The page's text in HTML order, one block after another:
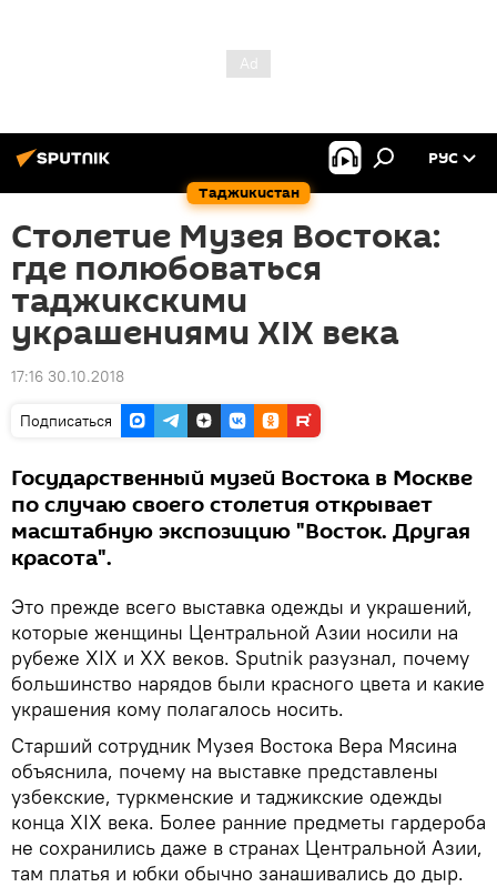
Таджикистан
РУС
Столетие Музея Востока:
где полюбоваться
таджикскими
украшениями XIX века
17:16 30.10.2018
Подписаться
Государственный музей Востока в Москве
по случаю своего столетия открывает
масштабную экспозицию "Восток. Другая
красота".
Это прежде всего выставка одежды и украшений,
которые женщины Центральной Азии носили на
рубеже XIX и XX веков. Sputnik разузнал, почему
большинство нарядов были красного цвета и какие
украшения кому полагалось носить.
Старший сотрудник Музея Востока Вера Мясина
объяснила, почему на выставке представлены
узбекские, туркменские и таджикские одежды
конца XIX века. Более ранние предметы гардероба
не сохранились даже в странах Центральной Азии,
там платья и юбки обычно занашивались до дыр.